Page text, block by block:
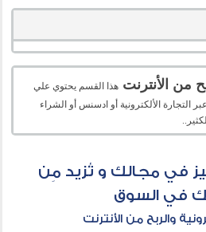
من الأنترنت هذا القسم يحتوي علي
التجارة الألكترونية أو ادسنس أو الشراء
في مجالك و تُزيد مِن
في السوق
والربح من الأنترنت